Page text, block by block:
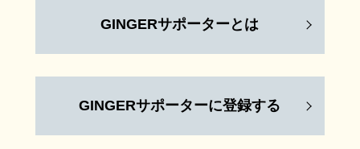
GINGERサポーターとは
GINGERサポーターに登録する